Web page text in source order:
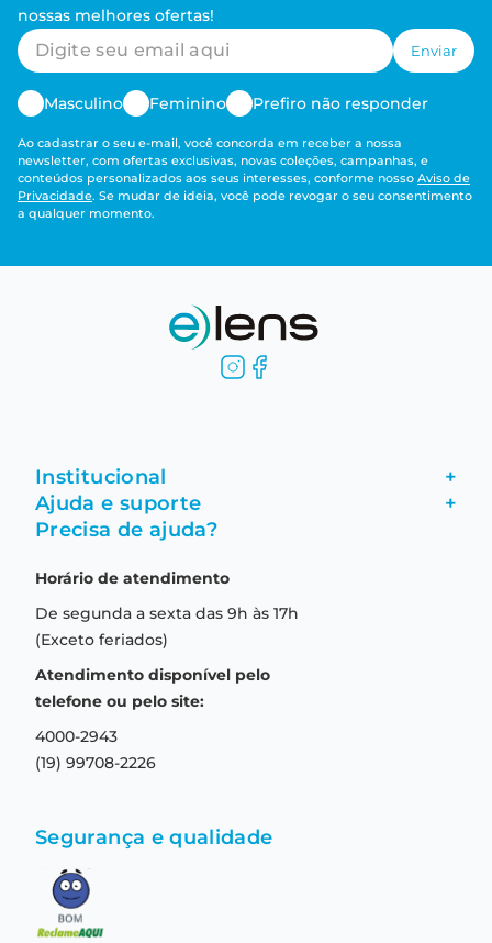
nossas melhores ofertas!
Enviar
Masculino Feminino Prefiro não responder
Ao cadastrar o seu e-mail, você concorda em receber a nossa
newsletter, com ofertas exclusivas, novas coleções, campanhas, e
conteúdos personalizados aos seus interesses, conforme nosso Aviso de
Privacidade. Se mudar de ideia, você pode revogar o seu consentimento
a qualquer momento.
Institucional +
Fale conosco
Formas de pagamento
Aviso de privacidade
Termos e condições de uso
Ajuda e suporte +
Garantia
Troca e devolução
Central de relacionamento
Precisa de ajuda?
Horário de atendimento
De segunda a sexta das 9h às 17h
(Exceto feriados)
Atendimento disponível pelo
telefone ou pelo site:
4000-2943
(19) 99708-2226
Segurança e qualidade